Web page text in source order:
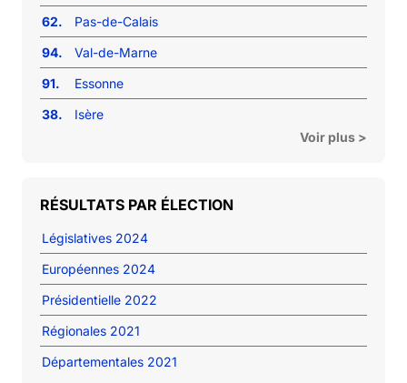
62.
Pas-de-Calais
94.
Val-de-Marne
91.
Essonne
38.
Isère
Voir plus >
RÉSULTATS PAR ÉLECTION
Législatives 2024
Européennes 2024
Présidentielle 2022
Régionales 2021
Départementales 2021